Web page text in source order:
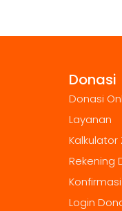
Donasi
Donasi
Layanan
Kalkulator
Rekening
Login